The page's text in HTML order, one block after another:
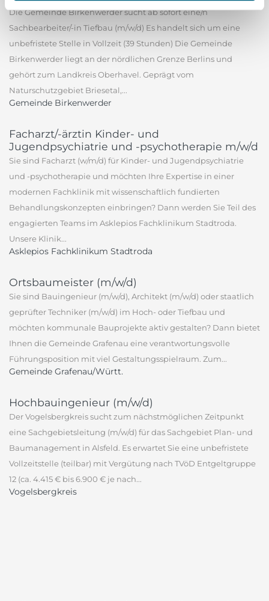
Die Gemeinde Birkenwerder sucht ab sofort eine/n
Sachbearbeiter/-in Tiefbau (m/w/d) Es handelt sich um eine
unbefristete Stelle in Vollzeit (39 Stunden) Die Gemeinde
Birkenwerder liegt an der nördlichen Grenze Berlins und
gehört zum Landkreis Oberhavel. Geprägt vom
Naturschutzgebiet Briesetal,...
Gemeinde Birkenwerder
Facharzt/-ärztin Kinder- und
Jugendpsychiatrie und -psychotherapie m/w/d
Sie sind Facharzt (w/m/d) für Kinder- und Jugendpsychiatrie
und -psychotherapie und möchten Ihre Expertise in einer
modernen Fachklinik mit wissenschaftlich fundierten
Behandlungskonzepten einbringen? Dann werden Sie Teil des
engagierten Teams im Asklepios Fachklinikum Stadtroda.
Unsere Klinik...
Asklepios Fachklinikum Stadtroda
Ortsbaumeister (m/w/d)
Sie sind Bauingenieur (m/w/d), Architekt (m/w/d) oder staatlich
geprüfter Techniker (m/w/d) im Hoch- oder Tiefbau und
möchten kommunale Bauprojekte aktiv gestalten? Dann bietet
Ihnen die Gemeinde Grafenau eine verantwortungsvolle
Führungsposition mit viel Gestaltungsspielraum. Zum...
Gemeinde Grafenau/Württ.
Hochbauingenieur (m/w/d)
Der Vogelsbergkreis sucht zum nächstmöglichen Zeitpunkt
eine Sachgebietsleitung (m/w/d) für das Sachgebiet Plan- und
Baumanagement in Alsfeld. Es erwartet Sie eine unbefristete
Vollzeitstelle (teilbar) mit Vergütung nach TVöD Entgeltgruppe
12 (ca. 4.415 € bis 6.900 € je nach...
Vogelsbergkreis